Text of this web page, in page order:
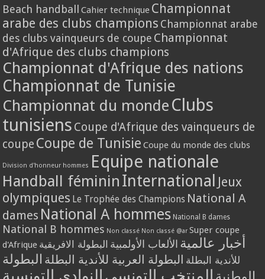
Beach handball Cahier technique Championnat
arabe des clubs champions Championnat arabe
des clubs vainqueurs de coupe Championnat
d'Afrique des clubs champions
Championnat d'Afrique des nations
Championnat de Tunisie
Championnat du monde Clubs
tunisiens Coupe d'Afrique des vainqueurs de
coupe Coupe de Tunisie Coupe du monde des clubs
Division d'honneur hommes Equipe nationale
Handball féminin International Jeux
olympiques Le Trophée des Champions National A
dames National A hommes National B dames
National B hommes Non classé Non classé @ar Super coupe
d'Afrique
أخبار عالمية الألعاب الأولمبية البطولة الافريقية
للأندية البطلة البطولة العربية للأندية البطلة البطولة
المنتخب التونسي النوادي التونسية